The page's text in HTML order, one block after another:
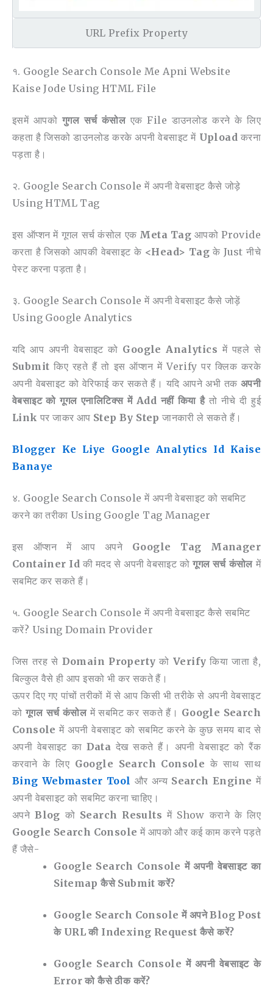
URL Prefix Property
१. Google Search Console Me Apni Website
Kaise Jode Using HTML File
इसमें आपको गुगल सर्च कंसोलएक File डाउनलोड करने के लिए
कहता है जिसको डाउनलोड करके अपनी वेबसाइट में Upload करना
पड़ता है।
२. Google Search Console में अपनी वेबसाइट कैसे जोड़े
Using HTML Tag
इस ऑप्शन में गूगल सर्च कंसोल एक Meta Tag आपको Provide
करता है जिसको आपकी वेबसाइट के <head> Tagके Just नीचे
पेस्ट करना पड़ता है।
३. Google Search Console में अपनी वेबसाइट कैसे जोड़ें
Using Google Analytics
यदि आप अपनी वेबसाइट को Google Analytics में पहले से
Submit किए रहते हैं तो इस ऑप्शन में Verify पर क्लिक करके
अपनी वेबसाइट को वेरिफाई कर सकते हैं। यदि आपने अभी तक अपनी
वेबसाइट को गूगल एनालिटिक्स में Add नहीं किया हैतो नीचे दी हुई
Link पर जाकर आप Step By Step जानकारी ले सकते हैं।
Blogger Ke Liye Google Analytics Id Kaise
Banaye
४. Google Search Console में अपनी वेबसाइट को सबमिट
करने का तरीका Using Google Tag Manager
इस ऑप्शन में आप अपने Google Tag Manager
Container Id की मदद से अपनी वेबसाइट कोगूगल सर्च कंसोलमें
सबमिट कर सकते हैं।
५. Google Search Console में अपनी वेबसाइट कैसे सबमिट
करें? Using Domain Provider
जिस तरह से Domain Property को Verify किया जाता है,
बिल्कुल वैसे ही आप इसको भी कर सकते हैं।
ऊपर दिए गए पांचों तरीकों में से आप किसी भी तरीके से अपनी वेबसाइट
को गूगल सर्च कंसोलमें सबमिट कर सकते हैं। Google Search
Console में अपनी वेबसाइट को सबमिट करने के कुछ समय बाद से
अपनी वेबसाइट का Data देख सकते हैं। अपनी वेबसाइट को रैंक
करवाने के लिए Google Search Console के साथ साथ
Bing Webmaster Tool और अन्य Search Engine में
अपनी वेबसाइट को सबमिट करना चाहिए।
अपनेBlog को Search Results में Show कराने के लिए
Google Search Console में आपको और कई काम करने पड़ते
हैं जैसे-
Google Search Console में अपनी वेबसाइट का
Sitemap कैसे Submit करें?
Google Search Console में अपने Blog Post
के URL की Indexing Request कैसे करें?
Google Search Console में अपनी वेबसाइट के
Error को कैसे ठीक करें?